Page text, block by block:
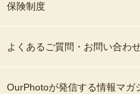
保険制度
よくあるご質問・お問い合わ
OurPhotoが発信する情報マガ